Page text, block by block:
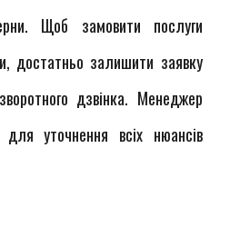
Щоб замовити послуги
достатньо залишити заявку
дзвінка. Менеджер
уточнення всіх нюансів